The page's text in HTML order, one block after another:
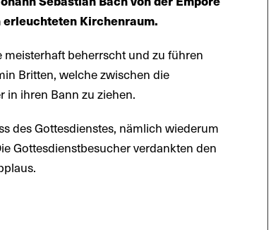
erleuchteten Kirchenraum.
beherrscht und zu führen
Britten, welche zwischen die
in ihren Bann zu ziehen.
des Gottesdienstes, nämlich wiederum
Gottesdienstbesucher verdankten den